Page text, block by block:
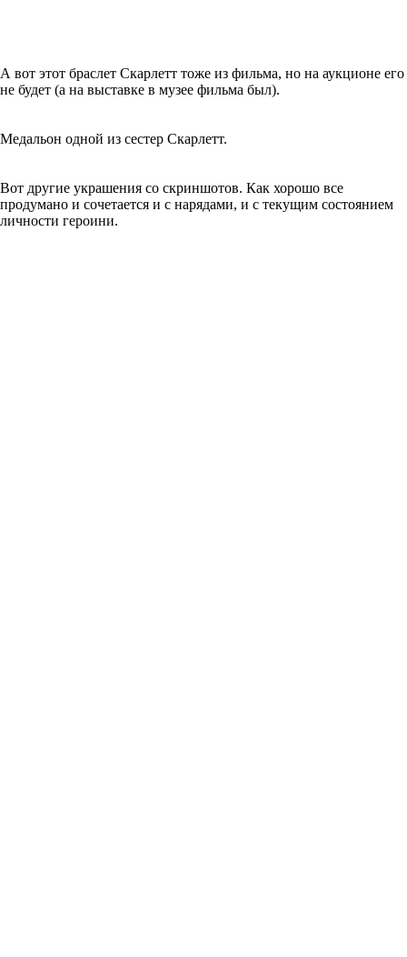
А вот этот браслет Скарлетт тоже из фильма, но на аукционе его
не будет (а на выставке в музее фильма был).
Медальон одной из сестер Скарлетт.
Вот другие украшения со скриншотов. Как хорошо все
продумано и сочетается и с нарядами, и с текущим состоянием
личности героини.